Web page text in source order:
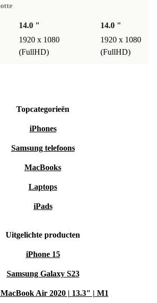
14.0 "
1920 x 1080
(FullHD)
14.0 "
1920 x 1080
(FullHD)
Topcategorieën
iPhones
Samsung telefoons
MacBooks
Laptops
iPads
Uitgelichte producten
iPhone 15
Samsung Galaxy S23
Air 2020 | 13.3" | M1